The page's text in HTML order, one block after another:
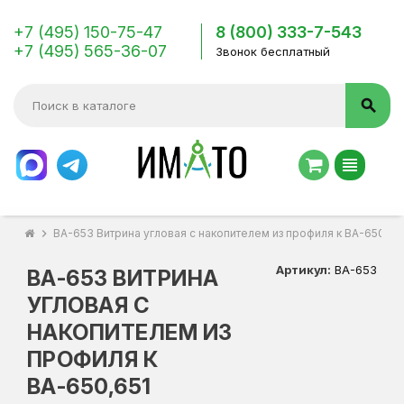
+7 (495) 150-75-47
+7 (495) 565-36-07
8 (800) 333-7-543
Звонок бесплатный
search
view_headline
chevron_right ВА-653 Витрина угловая с накопителем из профиля к ВА-
ВА-653 ВИТРИНА
УГЛОВАЯ С
НАКОПИТЕЛЕМ ИЗ
ПРОФИЛЯ К
ВА-650,651
Артикул: ВА-653